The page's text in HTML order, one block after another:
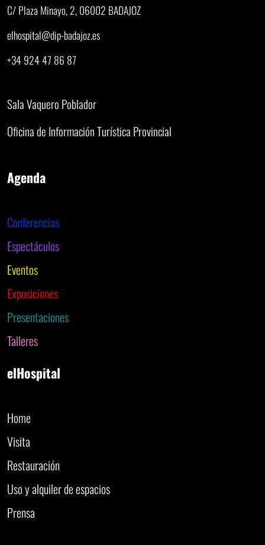
C/ Plaza Minayo, 2, 06002 BADAJOZ
elhospital@dip-badajoz.es
+34 924 47 86 87
Sala Vaquero Poblador
Oficina de Información Turística Provincial
Agenda
Conferencias
Espectáculos
Eventos
Exposiciones
Presentaciones
Talleres
elHospital
Home
Visita
Restauración
Uso y alquiler de espacios
Prensa